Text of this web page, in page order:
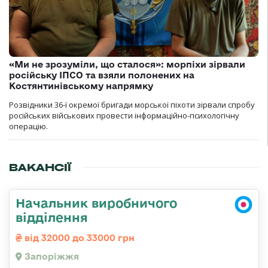
«Ми не зрозуміли, що сталося»: морпіхи зірвали
російську ІПСО та взяли полонених на
Костянтинівському напрямку
Розвідники 36-ї окремої бригади морської піхоти зірвали спробу
російських військових провести інформаційно-психологічну
операцію.
ВАКАНСІЇ
Начальник виробничого
відділення
від 32000 до 33000 грн
Запоріжжя